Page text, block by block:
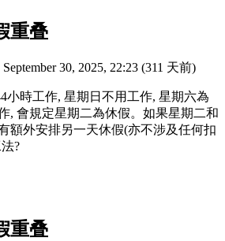
重叠
September 30, 2025, 22:23 (311 天前)
小時工作, 星期日不用工作, 星期六為
, 會規定星期二為休假。如果星期二和
額外安排另一天休假(亦不涉及任何扣
?
重叠